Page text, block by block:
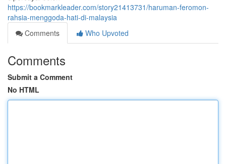
https://bookmarkleader.com/story21413731/haruman-feromon-
rahsia-menggoda-hati-di-malaysia
Comments
Who Upvoted
Comments
Submit a Comment
No HTML